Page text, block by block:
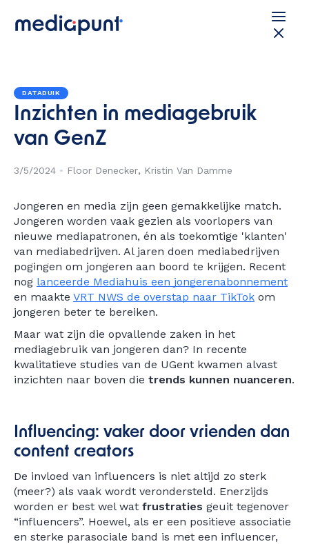
DATADUIK
Inzichten in mediagebruik
van GenZ
3/5/2024 • Floor Denecker Kristin Van Damme
Jongeren en media zijn geen gemakkelijke match.
Jongeren worden vaak gezien als voorlopers van
nieuwe mediapatronen, én als toekomtige 'klanten'
van mediabedrijven. Al jaren doen mediabedrijven
pogingen om jongeren aan boord te krijgen. Recent
nog lanceerde Mediahuis een jongerenabonnement
en maakte VRT NWS de overstap naar TikTok om
jongeren beter te bereiken.
Maar wat zijn die opvallende zaken in het
mediagebruik van jongeren dan? In recente
kwalitatieve studies van de UGent kwamen alvast
inzichten naar boven die trends kunnen nuanceren.
Influencing: vaker door vrienden dan
content creators
De invloed van influencers is niet altijd zo sterk
(meer?) als vaak wordt verondersteld. Enerzijds
worden er best wel wat frustraties geuit tegenover
“influencers”. Hoewel, als er een positieve associatie
en sterke parasociale band is met een influencer,